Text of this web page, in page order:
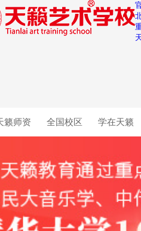
籁师资 全国校区 学在天籁